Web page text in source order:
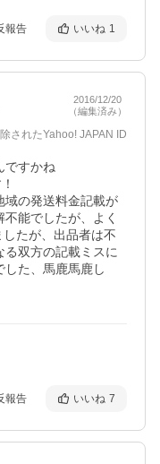
報告 いいね 1
2016/12/20
（編集済み）
されたYahoo! JAPAN ID
ですかね
域の発送料金記載が
能でしたが、よく
たが、出品者は不
双方の記載ミスに
した、馬鹿馬鹿し
報告 いいね 7